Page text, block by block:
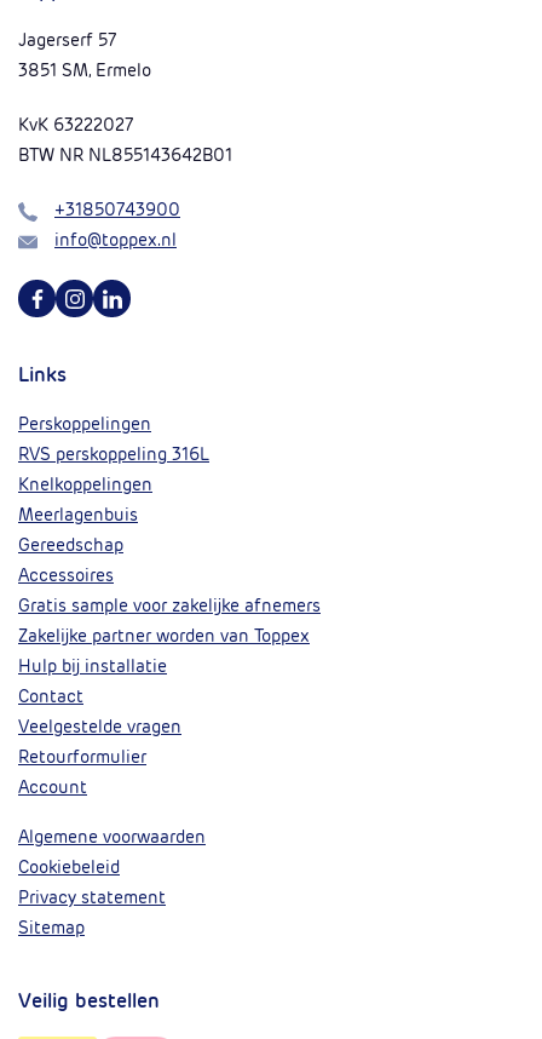
Jagerserf 57
3851 SM, Ermelo
KvK 63222027
BTW NR NL855143642B01
Bel
+31850743900
Mail
info@toppex.nl
Volg ons op Facebook
Volg ons op Instagram
Volg ons op Linkedin
Links
Perskoppelingen
RVS perskoppeling 316L
Knelkoppelingen
Meerlagenbuis
Gereedschap
Accessoires
Gratis sample voor zakelijke afnemers
Zakelijke partner worden van Toppex
Hulp bij installatie
Contact
Veelgestelde vragen
Retourformulier
Account
Algemene voorwaarden
Cookiebeleid
Privacy statement
Sitemap
Veilig bestellen